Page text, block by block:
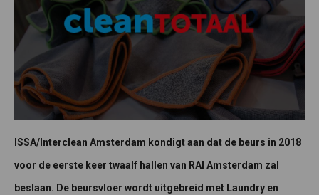
ISSA/Interclean Amsterdam kondigt aan dat de beurs in 2018
voor de eerste keer twaalf hallen van RAI Amsterdam zal
beslaan. De beursvloer wordt uitgebreid met Laundry en